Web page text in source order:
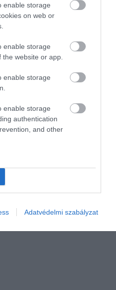
enable storage
on web or
enable storage
website or app.
enable storage
enable storage
authentication
and other
Adatvédelmi szabályzat
lennénk
ezt